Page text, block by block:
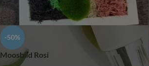
-50%
Moosbild Rosi